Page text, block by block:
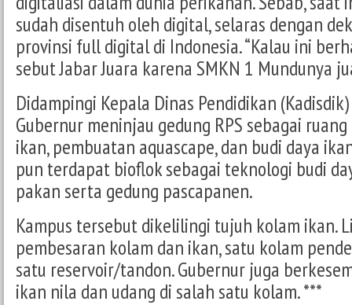
sudah disentuh oleh digital, selaras dengan
provinsi full digital di Indonesia. “Kalau ini
sebut Jabar Juara karena SMKN 1 Mundunya
Didampingi Kepala Dinas Pendidikan (Kadisdik)
Gubernur meninjau gedung RPS sebagai
ikan, pembuatan aquascape, dan budi daya
pun terdapat bioflok sebagai teknologi budi
pakan serta gedung pascapanen.
Kampus tersebut dikelilingi tujuh kolam ikan.
pembesaran kolam dan ikan, satu kolam
satu reservoir/tandon. Gubernur juga
ikan nila dan udang di salah satu kolam. ***